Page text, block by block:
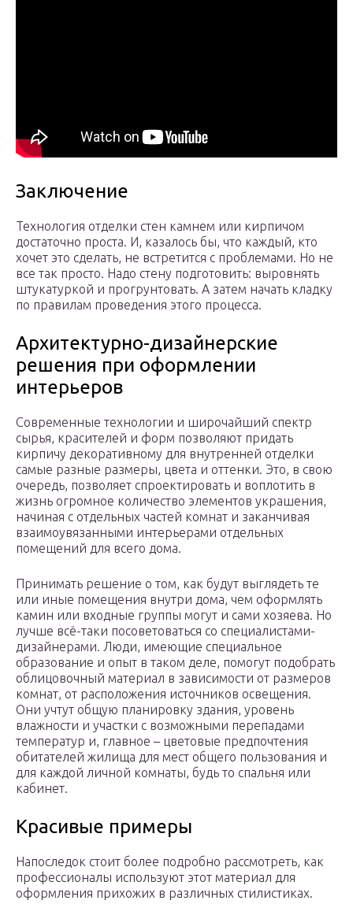
Заключение
Технология отделки стен камнем или кирпичом
достаточно проста. И, казалось бы, что каждый, кто
хочет это сделать, не встретится с проблемами. Но не
все так просто. Надо стену подготовить: выровнять
штукатуркой и прогрунтовать. А затем начать кладку
по правилам проведения этого процесса.
Архитектурно-дизайнерские
решения при оформлении
интерьеров
Современные технологии и широчайший спектр
сырья, красителей и форм позволяют придать
кирпичу декоративному для внутренней отделки
самые разные размеры, цвета и оттенки. Это, в свою
очередь, позволяет спроектировать и воплотить в
жизнь огромное количество элементов украшения,
начиная с отдельных частей комнат и заканчивая
взаимоувязанными интерьерами отдельных
помещений для всего дома.
Принимать решение о том, как будут выглядеть те
или иные помещения внутри дома, чем оформлять
камин или входные группы могут и сами хозяева. Но
лучше всё-таки посоветоваться со специалистами-
дизайнерами. Люди, имеющие специальное
образование и опыт в таком деле, помогут подобрать
облицовочный материал в зависимости от размеров
комнат, от расположения источников освещения.
Они учтут общую планировку здания, уровень
влажности и участки с возможными перепадами
температур и, главное – цветовые предпочтения
обитателей жилища для мест общего пользования и
для каждой личной комнаты, будь то спальня или
кабинет.
Красивые примеры
Напоследок стоит более подробно рассмотреть, как
профессионалы используют этот материал для
оформления прихожих в различных стилистиках.